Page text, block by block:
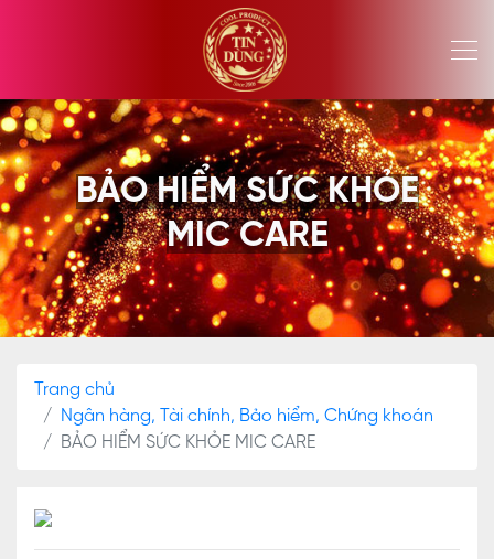
BẢO HIỂM SỨC KHỎE
MIC CARE
Trang chủ
Ngân hàng, Tài chính, Bảo hiểm, Chứng khoán
BẢO HIỂM SỨC KHỎE MIC CARE